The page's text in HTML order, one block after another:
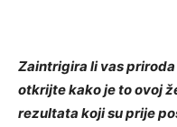
Zaintrigira li vas
otkrijte kako je to ovoj
rezultata koji su prije